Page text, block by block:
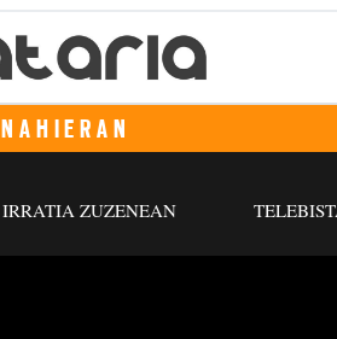
NAHIERAN
IRRATIA ZUZENEAN